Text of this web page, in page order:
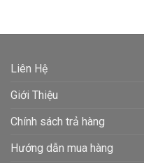
Liên Hệ
Giới Thiệu
Chính sách trả hàng
Hướng dẫn mua hàng